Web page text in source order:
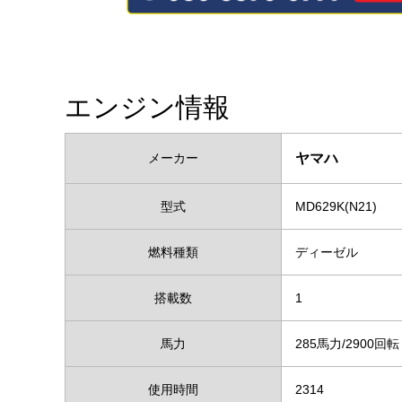
エンジン情報
メーカー ヤマハ
型式 MD629K(N21)
燃料種類 ディーゼル
搭載数 1
馬力 285馬力/2900回
使用時間 2314